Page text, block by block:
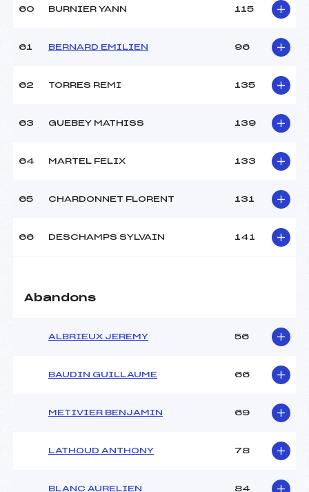
60 BURNIER YANN 115
61 BERNARD EMILIEN 96
62 TORRES REMI 135
63 GUEBEY MATHISS 139
64 MARTEL FELIX 133
65 CHARDONNET FLORENT 131
66 DESCHAMPS SYLVAIN 141
Abandons
ALBRIEUX JEREMY 56
BAUDIN GUILLAUME 66
METIVIER BENJAMIN 69
LATHOUD ANTHONY 78
BLANC AURELIEN 84